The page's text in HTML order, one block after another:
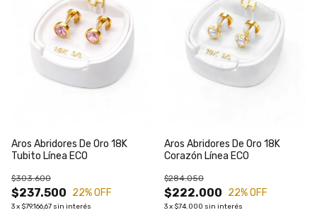
Aros Abridores De Oro 18K
Tubito Línea ECO
$237.500
$303.600
22% OFF
3x $79.166,67 sin interés
Aros Abridores De Oro 18K
Corazón Línea ECO
$222.000
$284.050
22% OFF
3x $74.000 sin interés